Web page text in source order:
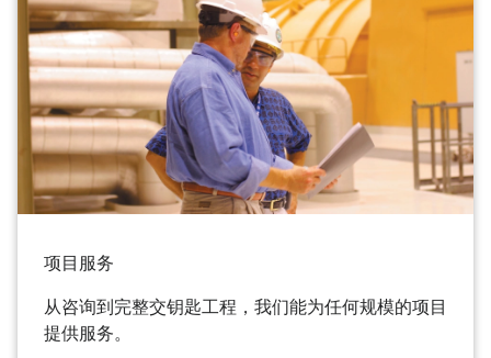
项目服务
从咨询到完整交钥匙工程，我们能为任何规模的项目
提供服务。